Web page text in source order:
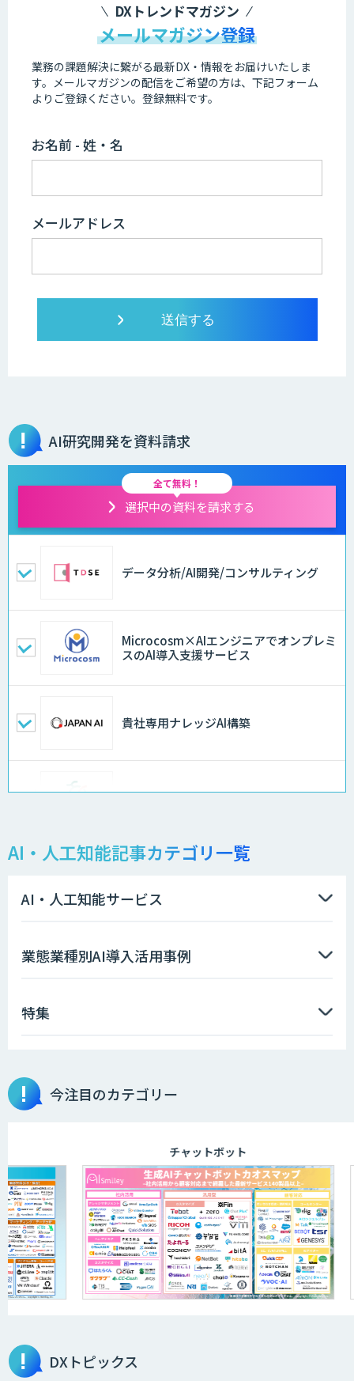
DXトレンドマガジン
メールマガジン登録
業務の課題解決に繋がる最新DX・情報をお届けいたしま
す。 メールマガジンの配信をご希望の方は、下記フォーム
よりご登録ください。登録無料です。
お名前 - 姓・名
メールアドレス
AI研究開発を資料請求
全て無料！
選択中の資料を請求する
データ分析/AI開発/コンサルティング
Microcosm×AIエンジニアでオンプレミ
スのAI導入支援サービス
貴社専用ナレッジAI構築
異常検知AI
需要予測＋業務最適化AIシステム
「VAB-5000」
画像解析・デジタルツイン領域のAI開発
AI開発・伴走支援・内製化支援
「ジンベイ AI技術実装アドバイザリー」
サービス
AI・人工知能記事カテゴリ一覧
AI・人工知能サービス
業態業種別AI導入活用事例
特集
今注目のカテゴリー
チャットボット
DXトピックス